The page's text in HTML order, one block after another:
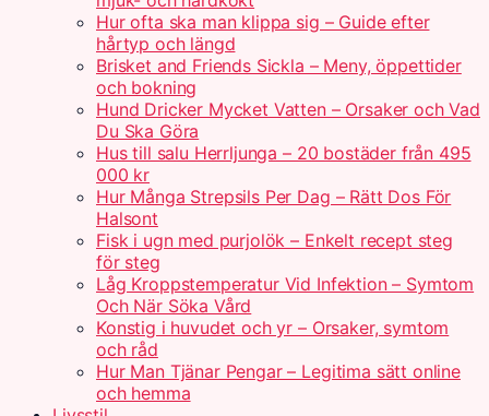
Hur ofta ska man klippa sig – Guide efter
hårtyp och längd
Brisket and Friends Sickla – Meny, öppettider
och bokning
Hund Dricker Mycket Vatten – Orsaker och Vad
Du Ska Göra
Hus till salu Herrljunga – 20 bostäder från 495
000 kr
Hur Många Strepsils Per Dag – Rätt Dos För
Halsont
Fisk i ugn med purjolök – Enkelt recept steg
för steg
Låg Kroppstemperatur Vid Infektion – Symtom
Och När Söka Vård
Konstig i huvudet och yr – Orsaker, symtom
och råd
Hur Man Tjänar Pengar – Legitima sätt online
och hemma